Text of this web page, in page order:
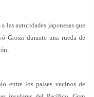
las autoridades japonesas que
Grossi durante una rueda de
entre los países vecinos de